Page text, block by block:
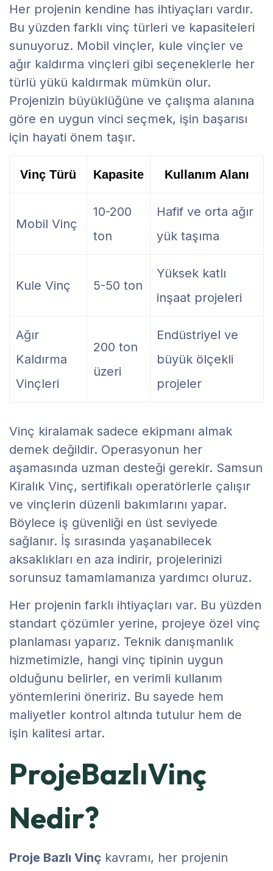
Her projenin kendine has ihtiyaçları vardır.
Bu yüzden farklı vinç türleri ve kapasiteleri
sunuyoruz. Mobil vinçler, kule vinçler ve
ağır kaldırma vinçleri gibi seçeneklerle her
türlü yükü kaldırmak mümkün olur.
Projenizin büyüklüğüne ve çalışma alanına
göre en uygun vinci seçmek, işin başarısı
için hayati önem taşır.
Vinç Türü Kapasite Kullanım Alanı
Mobil Vinç
10-200
ton
Hafif ve orta ağır
yük taşıma
Kule Vinç 5-50 ton
Yüksek katlı
inşaat projeleri
Ağır
Kaldırma
Vinçleri
200 ton
üzeri
Endüstriyel ve
büyük ölçekli
projeler
Vinç kiralamak sadece ekipmanı almak
demek değildir. Operasyonun her
aşamasında uzman desteği gerekir. Samsun
Kiralık Vinç, sertifikalı operatörlerle çalışır
ve vinçlerin düzenli bakımlarını yapar.
Böylece iş güvenliği en üst seviyede
sağlanır. İş sırasında yaşanabilecek
aksaklıkları en aza indirir, projelerinizi
sorunsuz tamamlamanıza yardımcı oluruz.
Her projenin farklı ihtiyaçları var. Bu yüzden
standart çözümler yerine, projeye özel vinç
planlaması yaparız. Teknik danışmanlık
hizmetimizle, hangi vinç tipinin uygun
olduğunu belirler, en verimli kullanım
yöntemlerini öneririz. Bu sayede hem
maliyetler kontrol altında tutulur hem de
işin kalitesi artar.
ProjeBazlıVinç
Nedir?
Proje Bazlı Vinç kavramı, her projenin